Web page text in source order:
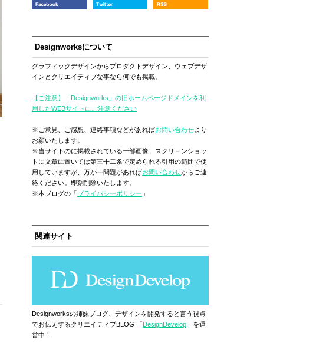
Designworksについて
グラフィックデザインからプロダクトデザイン、ウェブデザ
インとクリエイティブな事なら何でも掲載。
【ご注意】「Designworks」の旧ホームページドメインを利
用したWEBサイトにご注意ください
※ご意見、ご感想、連絡事項などがあればお問い合わせより
お願いたします。
※当サイトのに掲載されている一部画像、スクリ－ンショッ
トに文章に置いては第三十二条で定められる引用の範囲で使
用していますが、万が一問題があればお問い合わせからご連
絡ください。即刻削除いたします。
※本ブログの「プライバシーポリシー 」
関連サイト
Designworksの姉妹ブログ、デザインを開発すると言う視点
でお伝えするクリエイティブBLOG 「DesignDevelop 」を運
営中！